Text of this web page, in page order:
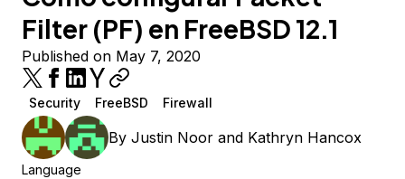
Filter (PF) en FreeBSD 12.1
Published on May 7, 2020
Security FreeBSD Firewall
By Justin Noor and Kathryn Hancox
Language